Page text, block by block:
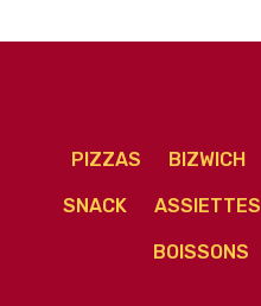
PIZZAS BIZWICH
SNACK ASSIETTES
BOISSONS